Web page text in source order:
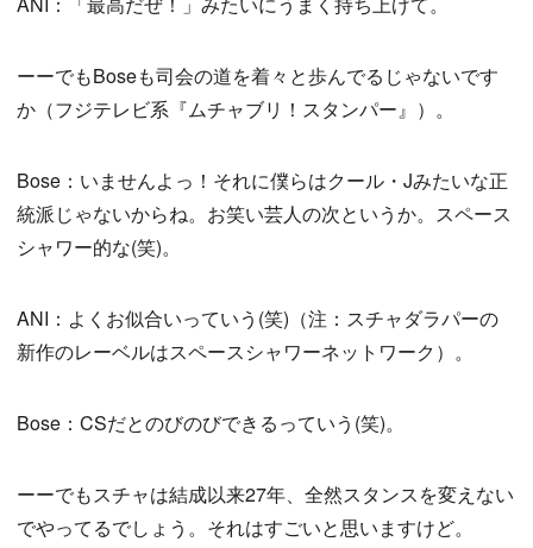
ーーでもBoseも司会の道を着々と歩んでるじゃないです
か（フジテレビ系『ムチャブリ！スタンパー』）。
Bose：いませんよっ！それに僕らはクール・Jみたいな正
統派じゃないからね。お笑い芸人の次というか。スペース
シャワー的な(笑)。
ANI：よくお似合いっていう(笑)（注：スチャダラパーの
新作のレーベルはスペースシャワーネットワーク）。
Bose：CSだとのびのびできるっていう(笑)。
ーーでもスチャは結成以来27年、全然スタンスを変えない
でやってるでしょう。それはすごいと思いますけど。